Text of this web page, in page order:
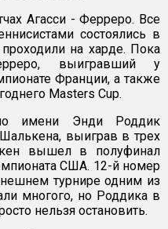
Агасси - Ферреро. Все
состоялись в
на харде. Пока
выигравший у
Франции, а также
Masters Cup.
имени Энди Роддик
выиграв в трех
вышел в полуфинал
США. 12-й номер
турнире одним из
многого, но Роддика в
нельзя остановить.